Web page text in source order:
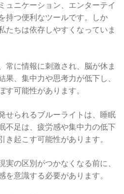
ュニケーション、エンターテイ
持つ便利なツールです。しか
たちは依存しやすくなっていま
常に情報に刺激され、脳が休ま
果、集中力や思考力が低下し、
す可能性があります。
せられるブルーライトは、睡眠
不足は、疲労感や集中力の低下
き起こす可能性があります。
実の区別がつかなくなる前に、
を意識する必要があります。